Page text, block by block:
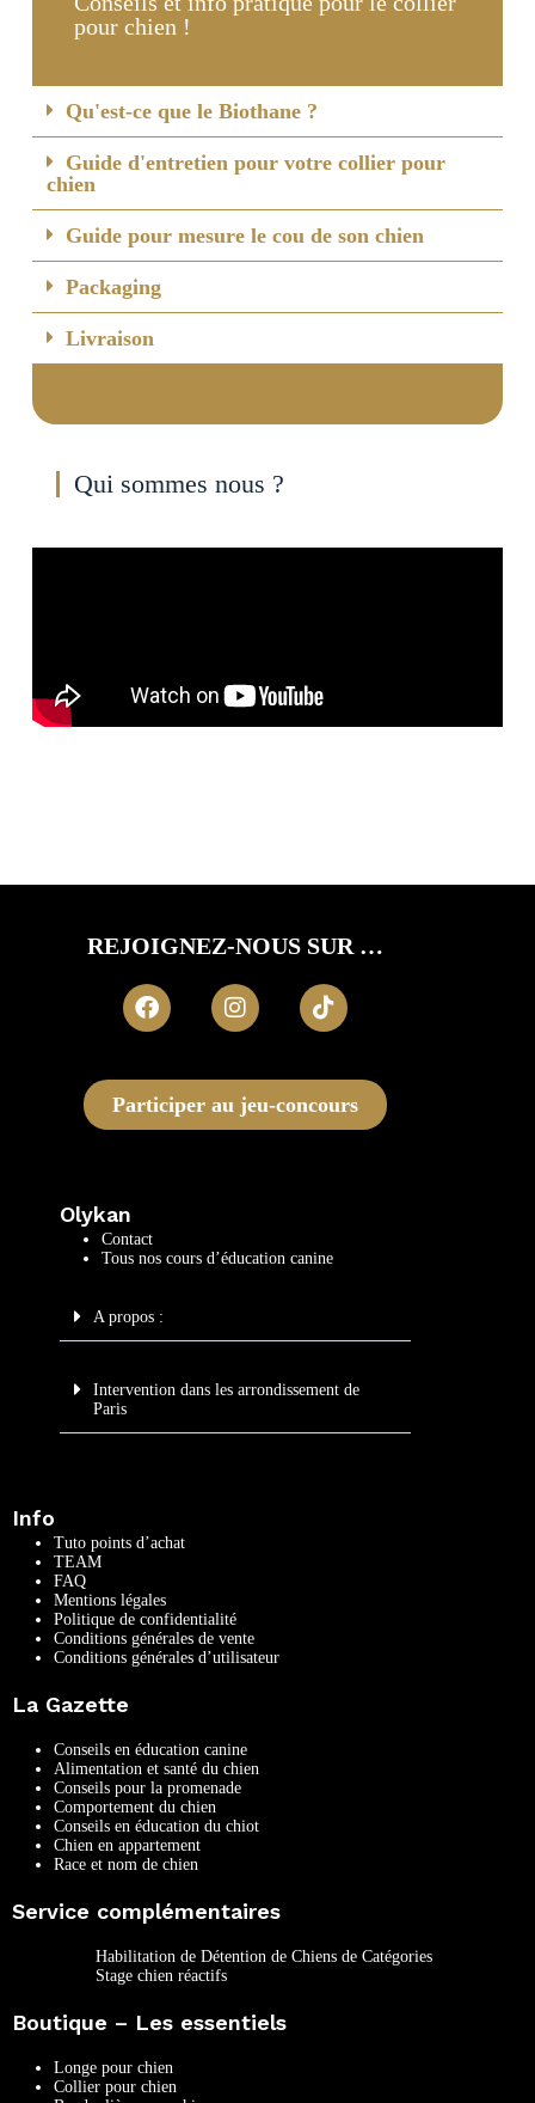
pour chien !
Qu'est-ce que le Biothane ?
Guide d'entretien pour votre collier pour
chien
Guide pour mesure le cou de son chien
Packaging
Livraison
Qui sommes nous ?
REJOIGNEZ-NOUS SUR …
Participer au jeu-concours
Olykan
Contact
Tous nos cours d’éducation canine
A propos :
Intervention dans les arrondissement de
Paris
Info
Tuto points d’achat
TEAM
FAQ
Mentions légales
Politique de confidentialité
Conditions générales de vente
Conditions générales d’utilisateur
La Gazette
Conseils en éducation canine
Alimentation et santé du chien
Conseils pour la promenade
Comportement du chien
Conseils en éducation du chiot
Chien en appartement
Race et nom de chien
Service complémentaires
Habilitation de Détention de Chiens de Catégories
Stage chien réactifs
Boutique – Les essentiels
Longe pour chien
Collier pour chien